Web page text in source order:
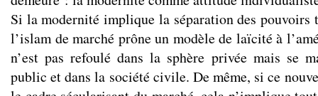
Si la modernité implique la séparation des pouvoirs
l’islam de marché prône un modèle de laïcité à
n’est pas refoulé dans la sphère privée mais se
public et dans la société civile. De même, si ce